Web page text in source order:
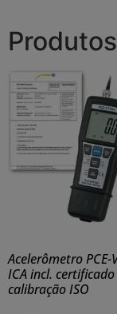
Acelerômetro PCE-
ICA incl.
calibração ISO